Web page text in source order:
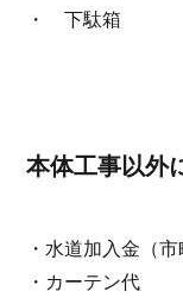
・ 下駄箱
本体工事以外
・水道加入金（
・カーテン代